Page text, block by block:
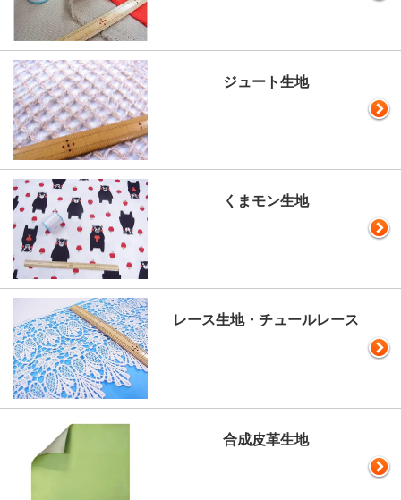
ジュート生地
くまモン生地
レース生地・チュールレース
合成皮革生地